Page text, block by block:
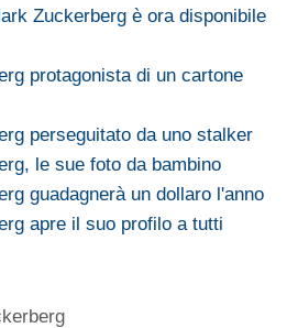
Zuckerberg è ora disponibile
protagonista di un cartone
perseguitato da uno stalker
le sue foto da bambino
guadagnerà un dollaro l'anno
apre il suo profilo a tutti